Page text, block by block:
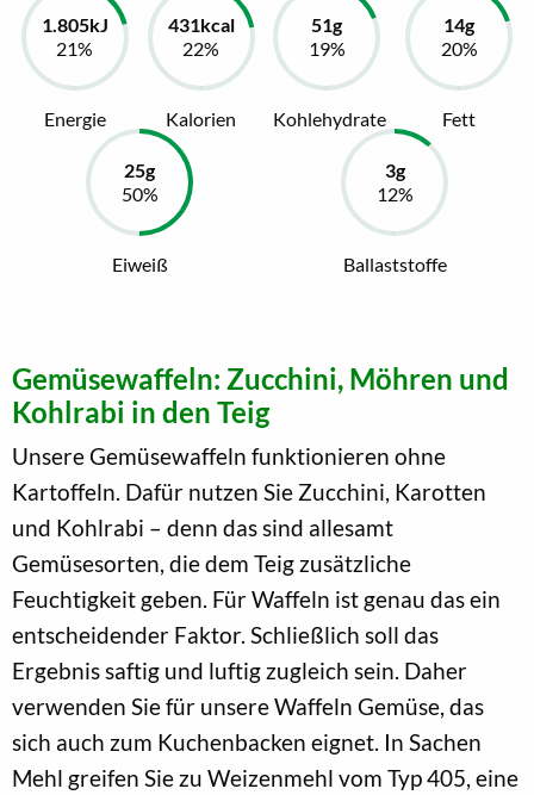
Energie Kalorien Kohlehydrate Fett
Eiweiß Ballaststoffe
Gemüsewaffeln: Zucchini, Möhren und
Kohlrabi in den Teig
Unsere Gemüsewaffeln funktionieren ohne
Kartoffeln. Dafür nutzen Sie Zucchini, Karotten
und Kohlrabi – denn das sind allesamt
Gemüsesorten, die dem Teig zusätzliche
Feuchtigkeit geben. Für Waffeln ist genau das ein
entscheidender Faktor. Schließlich soll das
Ergebnis saftig und luftig zugleich sein. Daher
verwenden Sie für unsere Waffeln Gemüse, das
sich auch zum Kuchenbacken eignet. In Sachen
Mehl greifen Sie zu Weizenmehl vom Typ 405, eine